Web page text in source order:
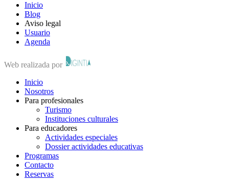
Inicio
Blog
Aviso legal
Usuario
Agenda
Web realizada por
Inicio
Nosotros
Para profesionales
Turismo
Instituciones culturales
Para educadores
Actividades especiales
Dossier actividades educativas
Programas
Contacto
Reservas